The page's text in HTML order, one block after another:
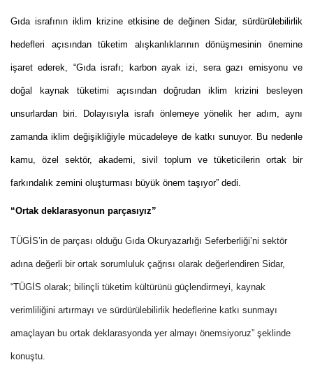
Gıda israfının iklim krizine etkisine de değinen Sidar, sürdürülebilirlik
hedefleri açısından tüketim alışkanlıklarının dönüşmesinin önemine
işaret ederek, “Gıda israfı; karbon ayak izi, sera gazı emisyonu ve
doğal kaynak tüketimi açısından doğrudan iklim krizini besleyen
unsurlardan biri. Dolayısıyla israfı önlemeye yönelik her adım, aynı
zamanda iklim değişikliğiyle mücadeleye de katkı sunuyor. Bu nedenle
kamu, özel sektör, akademi, sivil toplum ve tüketicilerin ortak bir
farkındalık zemini oluşturması büyük önem taşıyor” dedi.
“Ortak deklarasyonun parçasıyız”
TÜGİS’in de parçası olduğu Gıda Okuryazarlığı Seferberliği’ni sektör
adına değerli bir ortak sorumluluk çağrısı olarak değerlendiren Sidar,
“TÜGİS olarak; bilinçli tüketim kültürünü güçlendirmeyi, kaynak
verimliliğini artırmayı ve sürdürülebilirlik hedeflerine katkı sunmayı
amaçlayan bu ortak deklarasyonda yer almayı önemsiyoruz” şeklinde
konuştu.